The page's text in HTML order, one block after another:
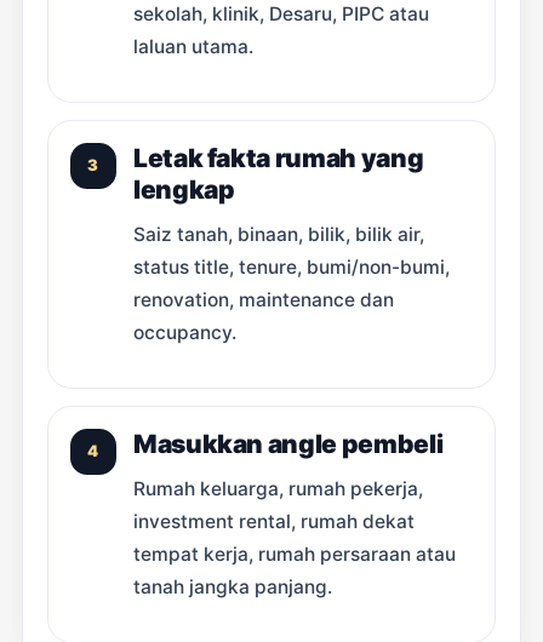
sekolah, klinik, Desaru, PIPC atau
laluan utama.
3
Letak fakta rumah yang
lengkap
Saiz tanah, binaan, bilik, bilik air,
status title, tenure, bumi/non-bumi,
renovation, maintenance dan
occupancy.
4 Masukkan angle pembeli
Rumah keluarga, rumah pekerja,
investment rental, rumah dekat
tempat kerja, rumah persaraan atau
tanah jangka panjang.